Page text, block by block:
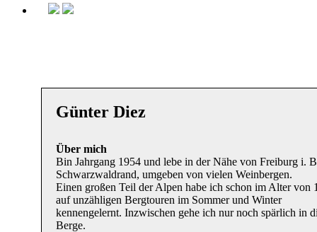
Günter Diez
Über mich
Bin Jahrgang 1954 und lebe in der Nähe von Freiburg i.
Schwarzwaldrand, umgeben von vielen Weinbergen.
Einen großen Teil der Alpen habe ich schon im Alter von
auf unzähligen Bergtouren im Sommer und Winter
kennengelernt. Inzwischen gehe ich nur noch spärlich in
Berge.